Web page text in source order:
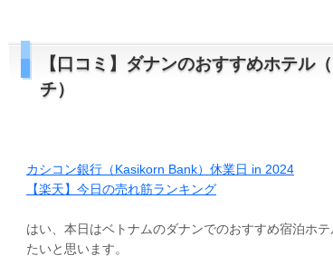
【口コミ】ダナンのおすすめホテル
チ）
カシコン銀行（Kasikorn Bank）休業日 in 2024
【楽天】今日の売れ筋ランキング
はい、本日はベトナムのダナンでのおすすめ宿泊ホテ
たいと思います。